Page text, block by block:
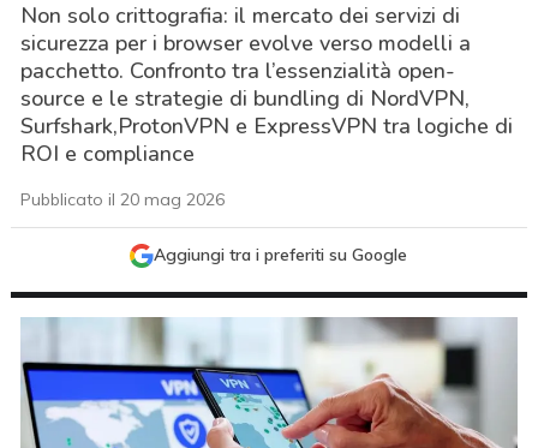
Non solo crittografia: il mercato dei servizi di
sicurezza per i browser evolve verso modelli a
pacchetto. Confronto tra l’essenzialità open-
source e le strategie di bundling di NordVPN,
Surfshark,ProtonVPN e ExpressVPN tra logiche di
ROI e compliance
Pubblicato il 20 mag 2026
Aggiungi tra i preferiti su Google